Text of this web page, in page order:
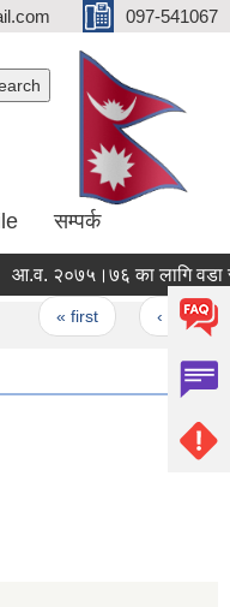
097-541067
सम्पर्क
२०७५।७६ का लागि वडा
« first ‹ previous